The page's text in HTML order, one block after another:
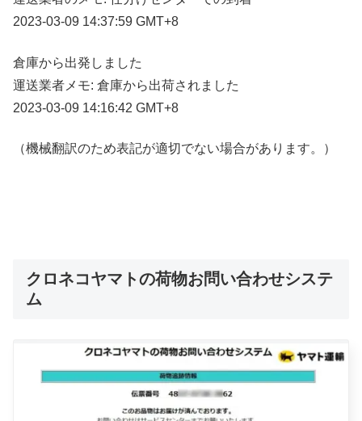
2023-03-09 14:37:59 GMT+8
倉庫から出発しました
運送業者メモ: 倉庫から出荷されました
2023-03-09 14:16:42 GMT+8
（機械翻訳のため表記が適切でない場合があります。）
クロネコヤマトの荷物お問い合わせシステ
ム